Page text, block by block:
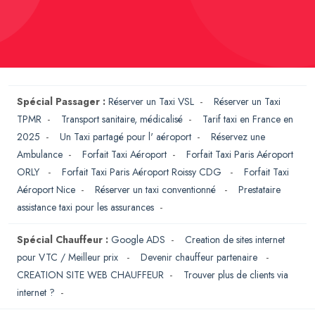
Spécial Passager : Réserver un Taxi VSL - Réserver un Taxi
TPMR - Transport sanitaire, médicalisé - Tarif taxi en France en
2025 - Un Taxi partagé pour l' aéroport - Réservez une
Ambulance - Forfait Taxi Aéroport - Forfait Taxi Paris Aéroport
ORLY
- Forfait Taxi Paris Aéroport Roissy CDG - Forfait Taxi
Aéroport Nice - Réserver un taxi conventionné - Prestataire
assistance taxi pour les assurances -
Spécial Chauffeur : Google ADS - Creation de sites internet
pour VTC / Meilleur prix
- Devenir chauffeur partenaire
-
CREATION SITE WEB CHAUFFEUR - Trouver plus de clients via
internet ? -